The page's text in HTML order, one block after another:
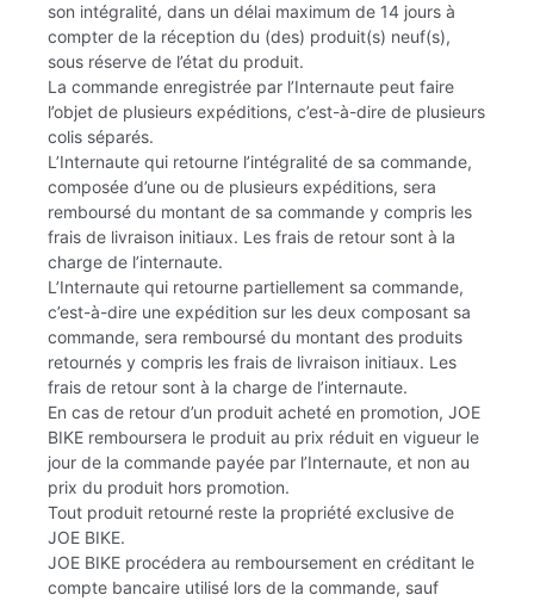
son intégralité, dans un délai maximum de 14 jours à
compter de la réception du (des) produit(s) neuf(s),
sous réserve de l’état du produit.
La commande enregistrée par l’Internaute peut faire
l’objet de plusieurs expéditions, c’est-à-dire de plusieurs
colis séparés.
L’Internaute qui retourne l’intégralité de sa commande,
composée d’une ou de plusieurs expéditions, sera
remboursé du montant de sa commande y compris les
frais de livraison initiaux. Les frais de retour sont à la
charge de l’internaute.
L’Internaute qui retourne partiellement sa commande,
c’est-à-dire une expédition sur les deux composant sa
commande, sera remboursé du montant des produits
retournés y compris les frais de livraison initiaux. Les
frais de retour sont à la charge de l’internaute.
En cas de retour d’un produit acheté en promotion, JOE
BIKE remboursera le produit au prix réduit en vigueur le
jour de la commande payée par l’Internaute, et non au
prix du produit hors promotion.
Tout produit retourné reste la propriété exclusive de
JOE BIKE.
JOE BIKE procédera au remboursement en créditant le
compte bancaire utilisé lors de la commande, sauf